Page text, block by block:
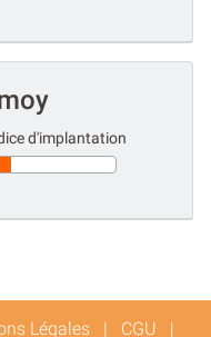
d'implantation
Légales | CGU |